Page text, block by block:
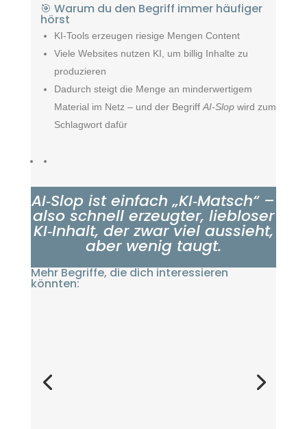
🎯 Warum du den Begriff immer häufiger
hörst
KI‑Tools erzeugen riesige Mengen Content
Viele Websites nutzen KI, um billig Inhalte zu
produzieren
Dadurch steigt die Menge an minderwertigem
Material im Netz – und der Begriff AI‑Slopwird zum
Schlagwort dafür
AI‑Slop ist einfach „KI‑Matsch“ –
also schnell erzeugter, liebloser
KI‑Inhalt, der zwar viel aussieht,
aber wenig taugt.
Mehr Begriffe, die dich interessieren
könnten: